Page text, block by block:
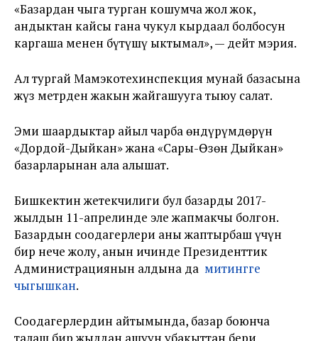
«Базардан чыга турган кошумча жол жок,
андыктан кайсы гана чукул кырдаал болбосун
каргаша менен бүтүшү ыктымал», — дейт мэрия.
Ал тургай Мамэкотехинспекция мунай базасына
жүз метрден жакын жайгашууга тыюу салат.
Эми шаардыктар айыл чарба өндүрүмдөрүн
«Дордой-Дыйкан» жана «Сары-Өзөн Дыйкан»
базарларынан ала алышат.
Бишкектин жетекчилиги бул базарды 2017-
жылдын 11-апрелинде эле жапмакчы болгон.
Базардын соодагерлери аны жаптырбаш үчүн
бир нече жолу, анын ичинде Президенттик
Администрациянын алдына да митингге
чыгышкан.
Соодагерлердин айтымында, базар боюнча